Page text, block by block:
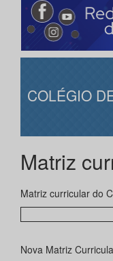
COLÉGIO
Matriz
Matriz curricular do
Nova Matriz